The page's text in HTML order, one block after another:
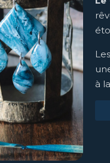
à